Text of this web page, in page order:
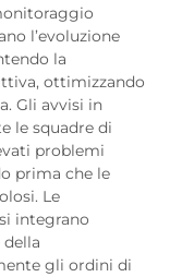
l’evoluzione
la
ottimizzando
Gli avvisi in
le squadre di
problemi
prima che le
Le
integrano
gli ordini di